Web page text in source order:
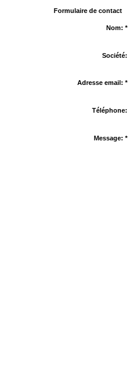
Formulaire de contact
Nom: *
Société:
Adresse email: *
Téléphone:
Message: *